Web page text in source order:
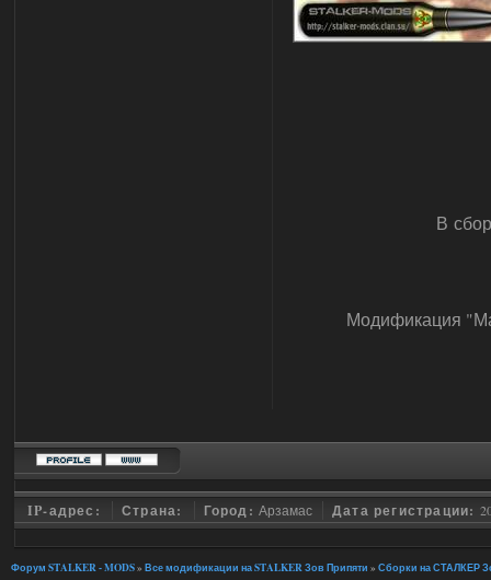
В
Модификация
IP-адрес: Страна: Город:Арзамас Дата регистрации:
Форум STALKER - MODS» Все модификации на STALKER Зов Припяти » Сборки на СТАЛКЕР